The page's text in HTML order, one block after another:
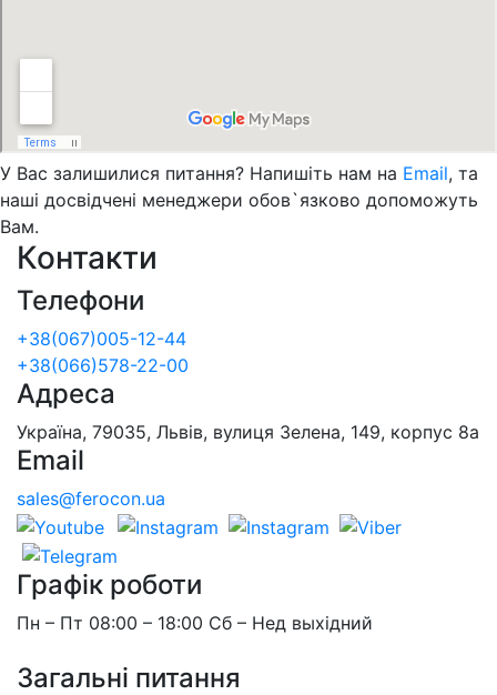
У Вас залишилися питання? Напишіть нам на Email, та
наші досвідчені менеджери обов`язково допоможуть
Вам.
Контакти
Телефони
+38(067)005-12-44
+38(066)578-22-00
Адреса
Україна, 79035, Львів, вулиця Зелена, 149, корпус 8а
Email
sales@ferocon.ua
Графік роботи
Пн – Пт 08:00 – 18:00 Сб – Нед выхідний
Загальні питання